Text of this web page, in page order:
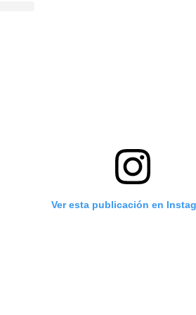
Ver esta publicación en